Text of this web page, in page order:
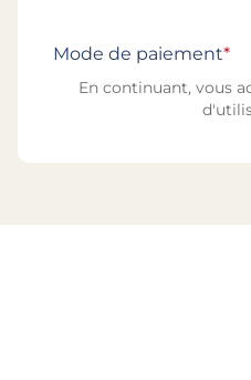
Mode de paiement*
En continuant, vous